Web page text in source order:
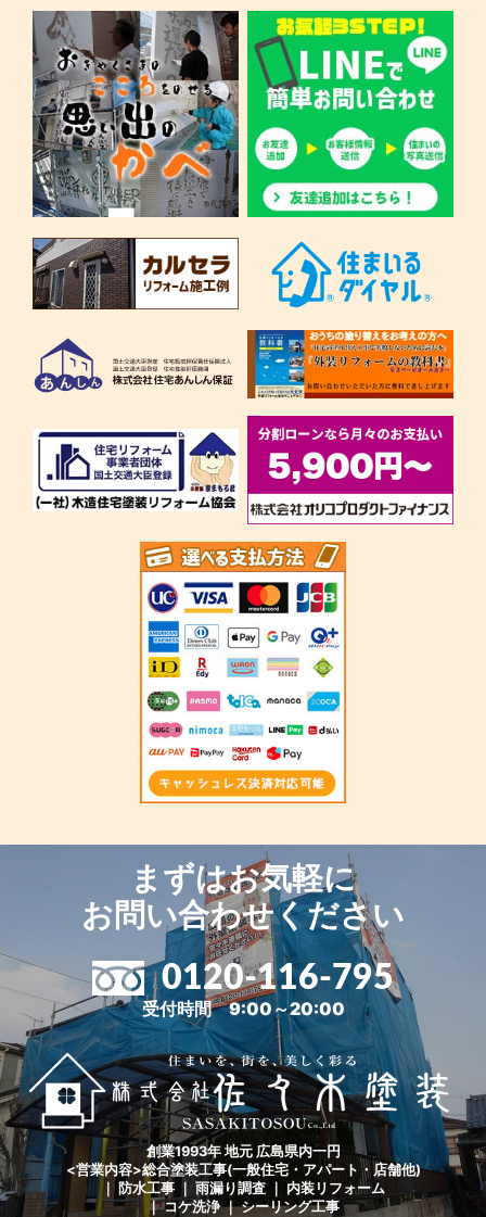
まずはお気軽に
お問い合わせください
0120-116-795
受付時間 9:00～20:00
創業1993年 地元 広島県内一円
<営業内容>総合塗装工事(一般住宅・アパート・店舗他)
｜ 防水工事 ｜ 雨漏り調査 ｜ 内装リフォーム
｜ コケ洗浄 ｜ シーリング工事